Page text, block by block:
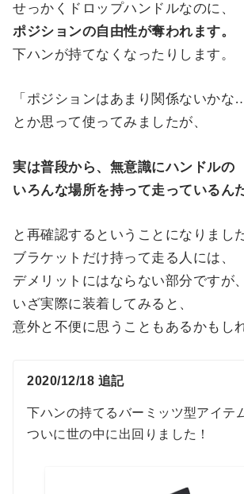
せっかくドロップハンドルなのに、
ポジションの自由性が奪われます。
下ハンが持てなくなったりします。
「ポジションはあまり関係ないかな
とか思って使ってみましたが、
実は普段から、無意識にハンドルの
いろんな場所を持って走っているん
と再確認するということになりまし
ブラケットだけ持って走る人には、
デメリットにはならない部分ですが、
いざ実際に装着してみると、
意外と不便に思うこともあるかもし
2020/12/18 追記
下ハンの持てるバーミッツ型アイテ
ついに世の中に出回りました！